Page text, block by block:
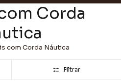
Corda
com Corda Náutica
Filtrar